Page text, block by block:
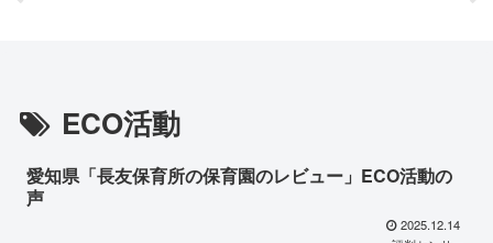
ECO活動
愛知県「長友保育所の保育園のレビュー」ECO活動の
声
2025.12.14